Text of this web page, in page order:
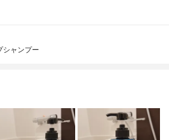
シャンプー